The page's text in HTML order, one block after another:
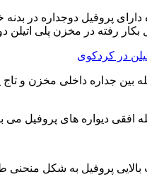
بکار رفته در مخزن پلی اتیلن
در کردکوی
های پروفیل می باشد که معمولا اندازه